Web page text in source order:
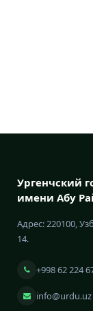
Ургенчский
имени Абу
Адрес: 220100,
14.
+998 62 224
info@urdu.uz